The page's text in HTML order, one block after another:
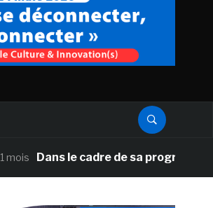
Dans le cadre de sa programmation